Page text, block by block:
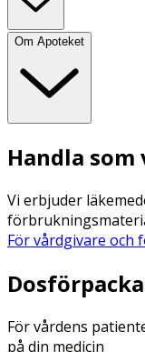
Om Apoteket
Handla
Vi erbjuder
För vårdgivare och
För vårdens
på din medicin